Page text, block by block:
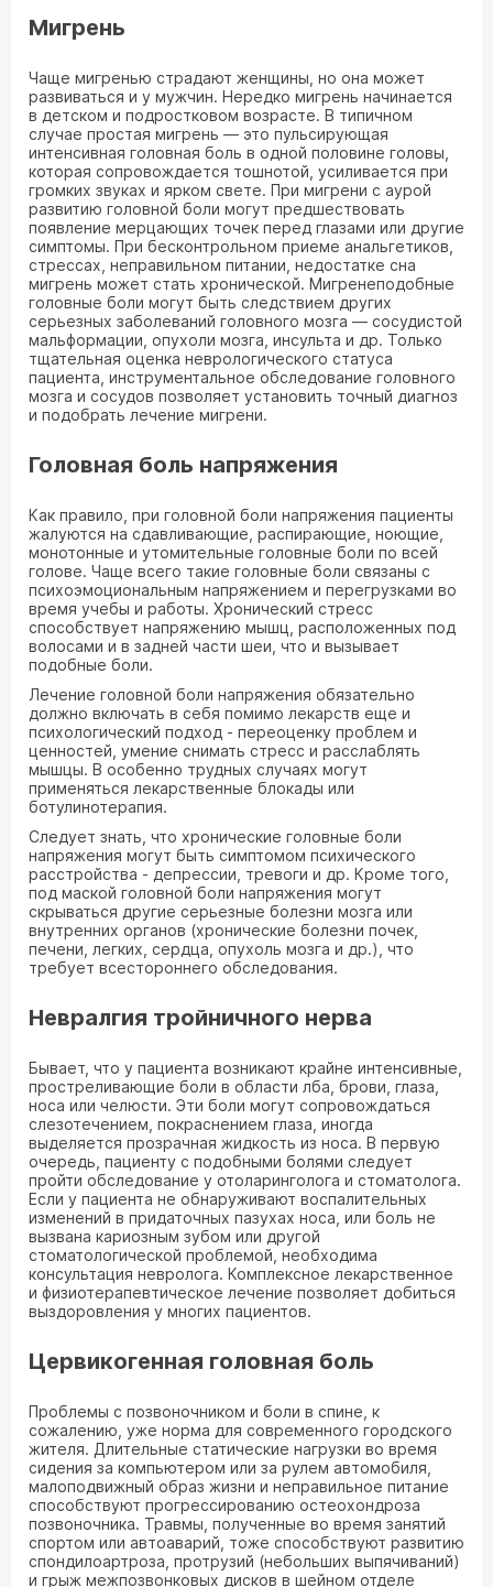
Мигрень
Чаще мигренью страдают женщины, но она может
развиваться и у мужчин. Нередко мигрень начинается
в детском и подростковом возрасте. В типичном
случае простая мигрень — это пульсирующая
интенсивная головная боль в одной половине головы,
которая сопровождается тошнотой, усиливается при
громких звуках и ярком свете. При мигрени с аурой
развитию головной боли могут предшествовать
появление мерцающих точек перед глазами или другие
симптомы. При бесконтрольном приеме анальгетиков,
стрессах, неправильном питании, недостатке сна
мигрень может стать хронической. Мигренеподобные
головные боли могут быть следствием других
серьезных заболеваний головного мозга — сосудистой
мальформации, опухоли мозга, инсульта и др. Только
тщательная оценка неврологического статуса
пациента, инструментальное обследование головного
мозга и сосудов позволяет установить точный диагноз
и подобрать лечение мигрени.
Головная боль напряжения
Как правило, при головной боли напряжения пациенты
жалуются на сдавливающие, распирающие, ноющие,
монотонные и утомительные головные боли по всей
голове. Чаще всего такие головные боли связаны с
психоэмоциональным напряжением и перегрузками во
время учебы и работы. Хронический стресс
способствует напряжению мышц, расположенных под
волосами и в задней части шеи, что и вызывает
подобные боли.
Лечение головной боли напряжения обязательно
должно включать в себя помимо лекарств еще и
психологический подход - переоценку проблем и
ценностей, умение снимать стресс и расслаблять
мышцы. В особенно трудных случаях могут
применяться лекарственные блокады или
ботулинотерапия.
Следует знать, что хронические головные боли
напряжения могут быть симптомом психического
расстройства - депрессии, тревоги и др. Кроме того,
под маской головной боли напряжения могут
скрываться другие серьезные болезни мозга или
внутренних органов (хронические болезни почек,
печени, легких, сердца, опухоль мозга и др.), что
требует всестороннего обследования.
Невралгия тройничного нерва
Бывает, что у пациента возникают крайне интенсивные,
простреливающие боли в области лба, брови, глаза,
носа или челюсти. Эти боли могут сопровождаться
слезотечением, покраснением глаза, иногда
выделяется прозрачная жидкость из носа. В первую
очередь, пациенту с подобными болями следует
пройти обследование у отоларинголога и стоматолога.
Если у пациента не обнаруживают воспалительных
изменений в придаточных пазухах носа, или боль не
вызвана кариозным зубом или другой
стоматологической проблемой, необходима
консультация невролога. Комплексное лекарственное
и физиотерапевтическое лечение позволяет добиться
выздоровления у многих пациентов.
Цервикогенная головная боль
Проблемы с позвоночником и боли в спине, к
сожалению, уже норма для современного городского
жителя. Длительные статические нагрузки во время
сидения за компьютером или за рулем автомобиля,
малоподвижный образ жизни и неправильное питание
способствуют прогрессированию остеохондроза
позвоночника. Травмы, полученные во время занятий
спортом или автоаварий, тоже способствуют развитию
спондилоартроза, протрузий (небольших выпячиваний)
и грыж межпозвонковых дисков в шейном отделе